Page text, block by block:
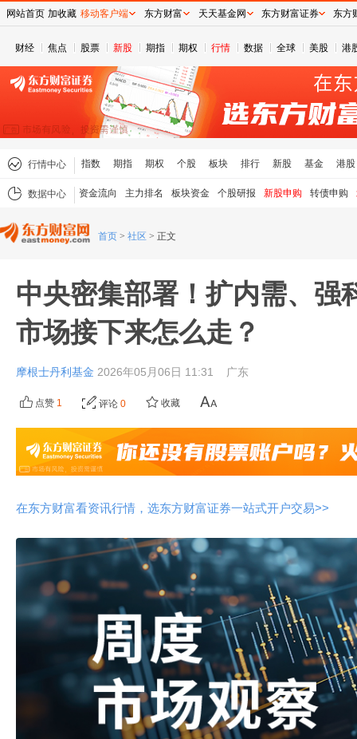
财经 焦点 股票 新股 期指 期权 行情 数据 全球 美股 港
行情中心 指数 期指 期权 个股 板块 排行 新股 基金 港股
数据中心 资金流向 主力排名 板块资金 个股研报 新股申购 转债申购
首页 > 社区 > 正文
中央密集部署！扩内需、强
市场接下来怎么走？
摩根士丹利基金 2026年05月06日 11:31 广东
点赞 1 评论 0 收藏
在东方财富看资讯行情，选东方财富证券一站式开户交易>>
网站首页 加收藏 移动客户端 东方财富 天天基金网 东方财富证券 东方